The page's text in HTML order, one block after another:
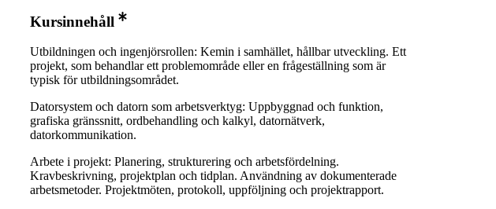
Kursinnehåll
Utbildningen och ingenjörsrollen: Kemin i samhället, hållbar utveckling. Ett
projekt, som behandlar ett problemområde eller en frågeställning som är
typisk för utbildningsområdet.
Datorsystem och datorn som arbetsverktyg: Uppbyggnad och funktion,
grafiska gränssnitt, ordbehandling och kalkyl, datornätverk,
datorkommunikation.
Arbete i projekt: Planering, strukturering och arbetsfördelning.
Kravbeskrivning, projektplan och tidplan. Användning av dokumenterade
arbetsmetoder. Projektmöten, protokoll, uppföljning och projektrapport.